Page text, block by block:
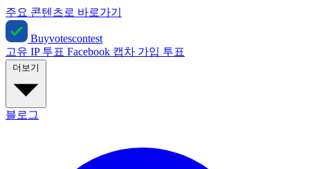
주요 콘텐츠로 바로가기
Buyvotescontest
고유 IP 투표 Facebook 캡차 가입 투표
블로그